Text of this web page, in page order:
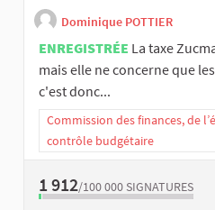
Dominique POTTIER
ENREGISTRÉE La taxe
mais elle ne concerne que
c'est donc...
Commission des finances, de
contrôle budgétaire
1 912/100 000 SIGNATURES